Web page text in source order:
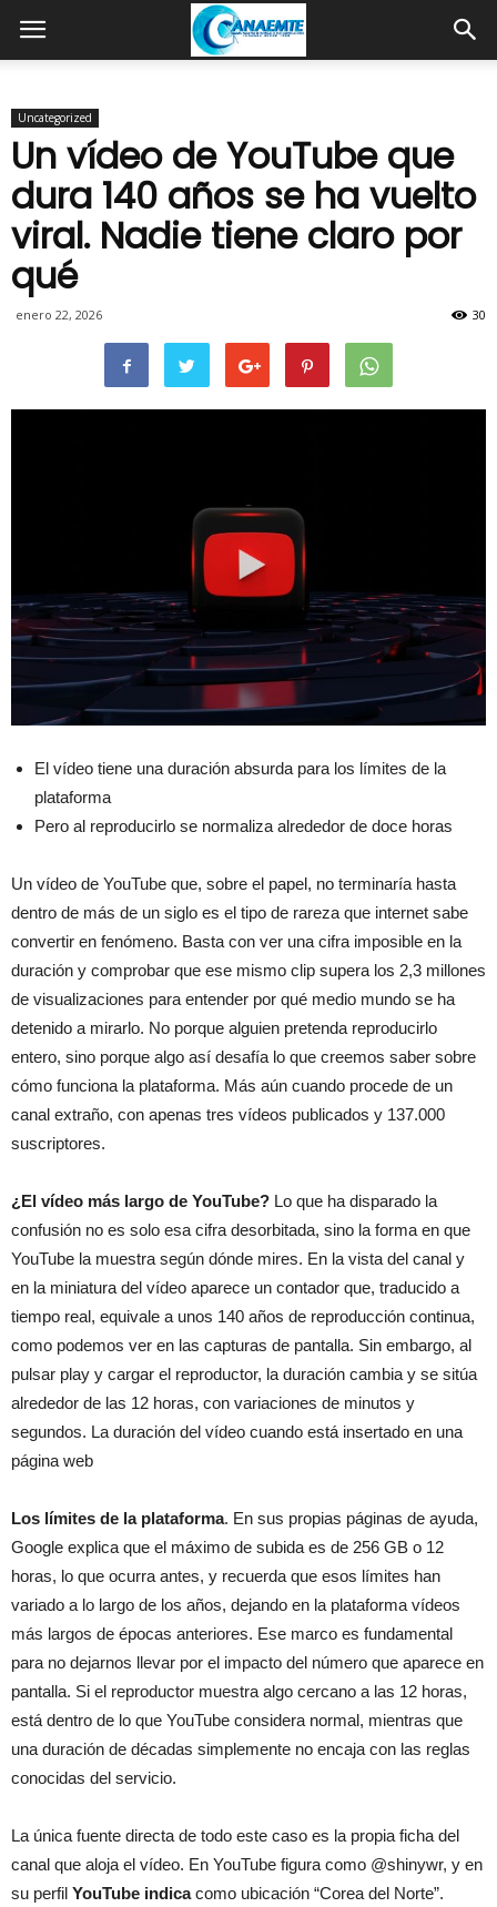
Uncategorized
Un vídeo de YouTube que
dura 140 años se ha vuelto
viral. Nadie tiene claro por
qué
enero 22, 2026 30
El vídeo tiene una duración absurda para los límites de la
plataforma
Pero al reproducirlo se normaliza alrededor de doce horas
Un vídeo de YouTube que, sobre el papel, no terminaría hasta
dentro de más de un siglo es el tipo de rareza que internet sabe
convertir en fenómeno. Basta con ver una cifra imposible en la
duración y comprobar que ese mismo clip supera los 2,3 millones
de visualizaciones para entender por qué medio mundo se ha
detenido a mirarlo. No porque alguien pretenda reproducirlo
entero, sino porque algo así desafía lo que creemos saber sobre
cómo funciona la plataforma. Más aún cuando procede de un
canal extraño, con apenas tres vídeos publicados y 137.000
suscriptores.
¿El vídeo más largo de YouTube? Lo que ha disparado la
confusión no es solo esa cifra desorbitada, sino la forma en que
YouTube la muestra según dónde mires. En la vista del canal y
en la miniatura del vídeo aparece un contador que, traducido a
tiempo real, equivale a unos 140 años de reproducción continua,
como podemos ver en las capturas de pantalla. Sin embargo, al
pulsar play y cargar el reproductor, la duración cambia y se sitúa
alrededor de las 12 horas, con variaciones de minutos y
segundos. La duración del vídeo cuando está insertado en una
página web
Los límites de la plataforma. En sus propias páginas de ayuda,
Google explica que el máximo de subida es de 256 GB o 12
horas, lo que ocurra antes, y recuerda que esos límites han
variado a lo largo de los años, dejando en la plataforma vídeos
más largos de épocas anteriores. Ese marco es fundamental
para no dejarnos llevar por el impacto del número que aparece en
pantalla. Si el reproductor muestra algo cercano a las 12 horas,
está dentro de lo que YouTube considera normal, mientras que
una duración de décadas simplemente no encaja con las reglas
conocidas del servicio.
La única fuente directa de todo este caso es la propia ficha del
canal que aloja el vídeo. En YouTube figura como @shinywr, y en
su perfil YouTube indicacomo ubicación “Corea del Norte”.